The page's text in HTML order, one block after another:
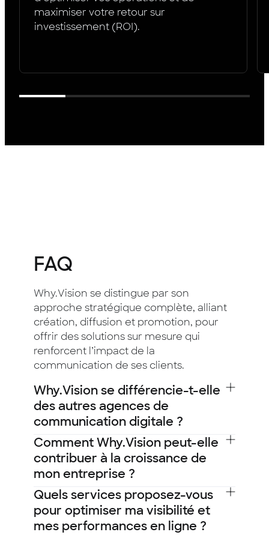
maximiser votre retour sur
investissement (ROI).
FAQ
Why.Vision se distingue par son
approche stratégique complète, alliant
création, diffusion et promotion, pour
offrir des solutions sur mesure qui
renforcent l’impact de la
communication de ses clients.
Why.Vision se différencie-t-elle
des autres agences de
communication digitale ?
Why.Vision se distingue par une
approche globale et stratégique, alliant
création, diffusion et promotion pour
répondre à des besoins spécifiques et
proposer des solutions complètes à nos
clients. Depuis notre fondation, nous
avons structuré nos moyens humains et
Comment Why.Vision peut-elle
contribuer à la croissance de
mon entreprise ?
Nous élaborons des stratégies adaptées
qui allient créativité et rigueur
opérationnelle. Grâce à une maîtrise
Quels services proposez-vous
pour optimiser ma visibilité et
mes performances en ligne ?